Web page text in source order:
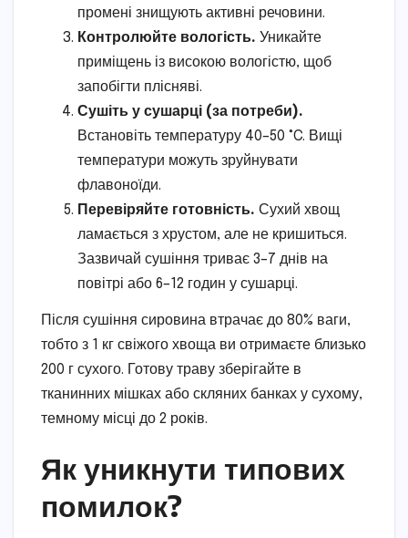
промені знищують активні речовини.
Контролюйте вологість. Уникайте
приміщень із високою вологістю, щоб
запобігти плісняві.
Сушіть у сушарці (за потреби).
Встановіть температуру 40–50 °C. Вищі
температури можуть зруйнувати
флавоноїди.
Перевіряйте готовність. Сухий хвощ
ламається з хрустом, але не кришиться.
Зазвичай сушіння триває 3–7 днів на
повітрі або 6–12 годин у сушарці.
Після сушіння сировина втрачає до 80% ваги,
тобто з 1 кг свіжого хвоща ви отримаєте близько
200 г сухого. Готову траву зберігайте в
тканинних мішках або скляних банках у сухому,
темному місці до 2 років.
Як уникнути типових
помилок?